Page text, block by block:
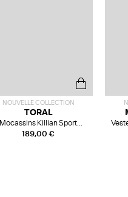
NOUVELLE COLLECTION
189,00 €
TORAL
Mocassins Killian Sport
Mousse